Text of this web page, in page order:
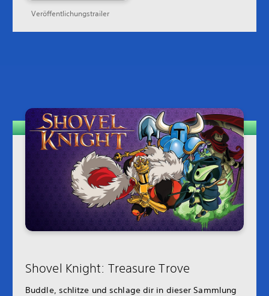
Veröffentlichungstrailer
Shovel Knight: Treasure Trove
Buddle, schlitze und schlage dir in dieser Sammlung